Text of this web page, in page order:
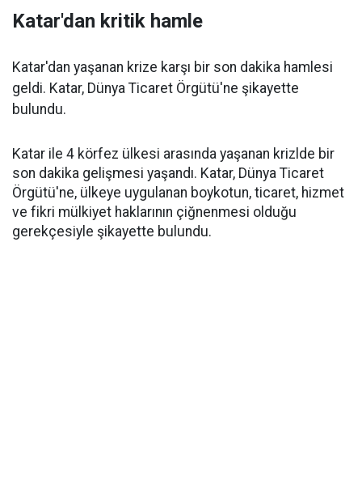
Katar'dan kritik hamle
Katar'dan yaşanan krize karşı bir son dakika hamlesi
geldi. Katar, Dünya Ticaret Örgütü'ne şikayette
bulundu.
Katar ile 4 körfez ülkesi arasında yaşanan krizlde bir
son dakika gelişmesi yaşandı. Katar, Dünya Ticaret
Örgütü'ne, ülkeye uygulanan boykotun, ticaret, hizmet
ve fikri mülkiyet haklarının çiğnenmesi olduğu
gerekçesiyle şikayette bulundu.